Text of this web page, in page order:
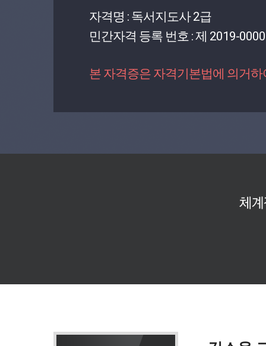
자격명 : 독서지도사 2급
민간자격 등록 번호 : 제 2019-
본 자격증은 자격기본법에 의거